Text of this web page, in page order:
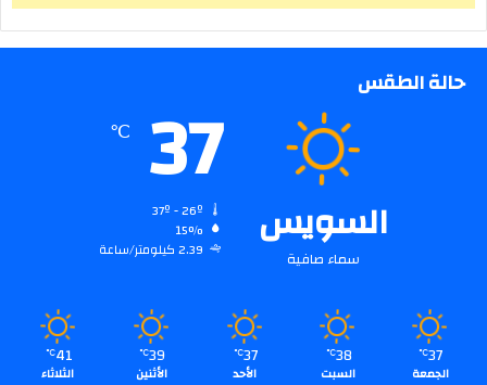
حالة الطقس
السويس
سماء صافية
37
℃
15%
2.39 كيلومتر/ساعة
37
℃
الجمعة
38
℃
السبت
37
℃
الأحد
39
℃
الأثنين
41
℃
الثلاثاء